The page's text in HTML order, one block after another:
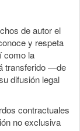
de autor el
y respeta
como la
transferido —de
difusión legal
contractuales
no exclusiva